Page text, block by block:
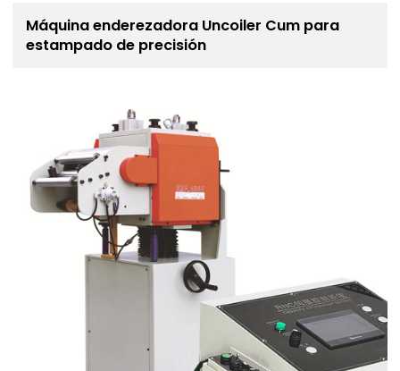
Máquina enderezadora Uncoiler Cum para
estampado de precisión